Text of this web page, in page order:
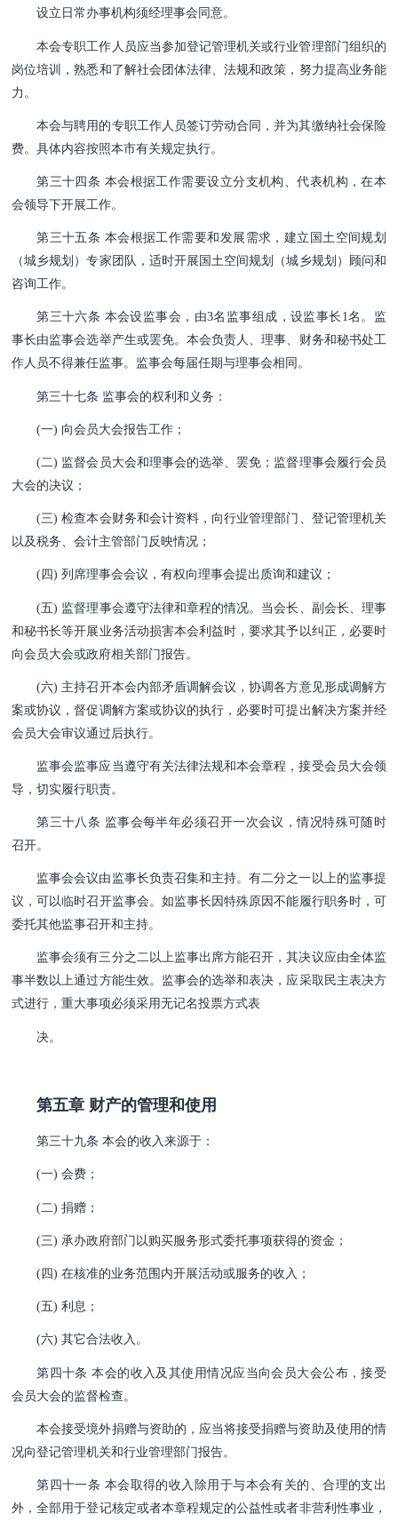
设立日常办事机构须经理事会同意。
本会专职工作人员应当参加登记管理机关或行业管理部门组织的
岗位培训，熟悉和了解社会团体法律、法规和政策，努力提高业务能
力。
本会与聘用的专职工作人员签订劳动合同，并为其缴纳社会保险
费。具体内容按照本市有关规定执行。
第三十四条 本会根据工作需要设立分支机构、代表机构，在本
会领导下开展工作。
第三十五条 本会根据工作需要和发展需求，建立国土空间规划
（城乡规划）专家团队，适时开展国土空间规划（城乡规划）顾问和
咨询工作。
第三十六条 本会设监事会，由3名监事组成，设监事长1名。监
事长由监事会选举产生或罢免。本会负责人、理事、财务和秘书处工
作人员不得兼任监事。监事会每届任期与理事会相同。
第三十七条 监事会的权利和义务：
(一) 向会员大会报告工作；
(二) 监督会员大会和理事会的选举、罢免；监督理事会履行会员
大会的决议；
(三) 检查本会财务和会计资料，向行业管理部门、登记管理机关
以及税务、会计主管部门反映情况；
(四) 列席理事会会议，有权向理事会提出质询和建议；
(五) 监督理事会遵守法律和章程的情况。当会长、副会长、理事
和秘书长等开展业务活动损害本会利益时，要求其予以纠正，必要时
向会员大会或政府相关部门报告。
(六) 主持召开本会内部矛盾调解会议，协调各方意见形成调解方
案或协议，督促调解方案或协议的执行，必要时可提出解决方案并经
会员大会审议通过后执行。
监事会监事应当遵守有关法律法规和本会章程，接受会员大会领
导，切实履行职责。
第三十八条 监事会每半年必须召开一次会议，情况特殊可随时
召开。
监事会会议由监事长负责召集和主持。有二分之一以上的监事提
议，可以临时召开监事会。如监事长因特殊原因不能履行职务时，可
委托其他监事召开和主持。
监事会须有三分之二以上监事出席方能召开，其决议应由全体监
事半数以上通过方能生效。监事会的选举和表决，应采取民主表决方
式进行，重大事项必须采用无记名投票方式表
决。
第五章 财产的管理和使用
第三十九条 本会的收入来源于：
(一) 会费；
(二) 捐赠；
(三) 承办政府部门以购买服务形式委托事项获得的资金；
(四) 在核准的业务范围内开展活动或服务的收入；
(五) 利息；
(六) 其它合法收入。
第四十条 本会的收入及其使用情况应当向会员大会公布，接受
会员大会的监督检查。
本会接受境外捐赠与资助的，应当将接受捐赠与资助及使用的情
况向登记管理机关和行业管理部门报告。
第四十一条 本会取得的收入除用于与本会有关的、合理的支出
外，全部用于登记核定或者本章程规定的公益性或者非营利性事业，